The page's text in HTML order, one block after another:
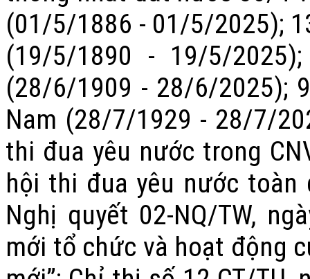
(01/5/1886 - 01/5/2025);
(19/5/1890 - 19/5/
(28/6/1909 - 28/6/2025);
Nam (28/7/1929 - 28/7/
thi đua yêu nước trong
hội thi đua yêu nước
Nghị quyết 02-NQ/TW,
mới tổ chức và hoạt động